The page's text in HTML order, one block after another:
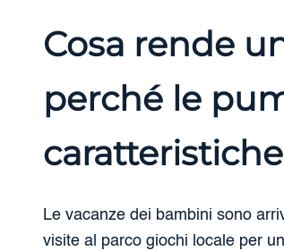
Cosa rende
perché le
Le vacanze dei bambini sono
visite al parco giochi locale per